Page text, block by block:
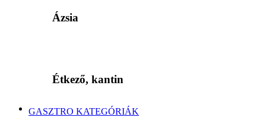
Ázsia
Étkező, kantin
GASZTRO KATEGÓRIÁK